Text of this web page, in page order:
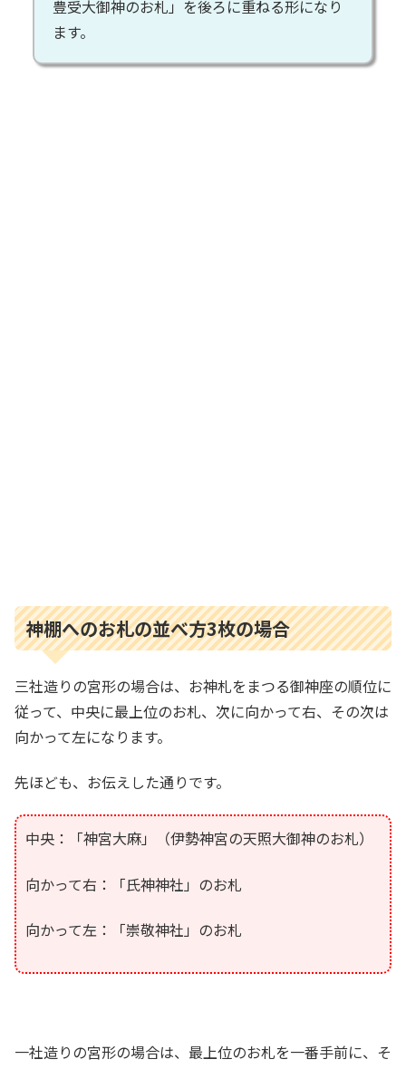
豊受大御神のお札」を後ろに重ねる形になり
ます。
神棚へのお札の並べ方3枚の場合
三社造りの宮形の場合は、お神札をまつる御神座の順位に
従って、中央に最上位のお札、次に向かって右、その次は
向かって左になります。
先ほども、お伝えした通りです。
中央：「神宮大麻」（伊勢神宮の天照大御神のお札）
向かって右：「氏神神社」のお札
向かって左：「崇敬神社」のお札
一社造りの宮形の場合は、最上位のお札を一番手前に、そ